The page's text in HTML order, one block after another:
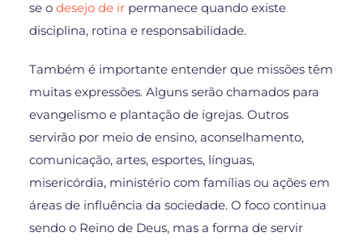
se o desejo de irpermanece quando existe
disciplina, rotina e responsabilidade.
Também é importante entender que missões têm
muitas expressões. Alguns serão chamados para
evangelismo e plantação de igrejas. Outros
servirão por meio de ensino, aconselhamento,
comunicação, artes, esportes, línguas,
misericórdia, ministério com famílias ou ações em
áreas de influência da sociedade. O foco continua
sendo o Reino de Deus, mas a forma de servir